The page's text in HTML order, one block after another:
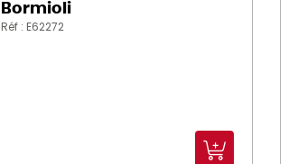
Bormioli
Réf : E62272